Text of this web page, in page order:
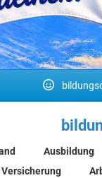
Ausbildung